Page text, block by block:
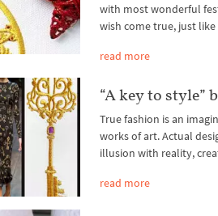
with most wonderful
wish come true, just like
read more
“A key to style”
True fashion is an
works of art. Actual
illusion with reality,
read more